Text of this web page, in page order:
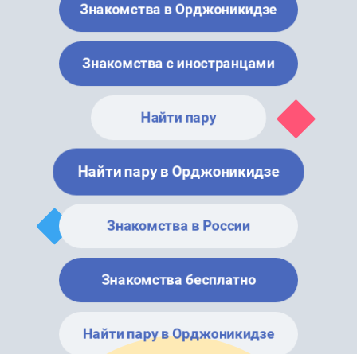
Знакомства в Орджоникидзе
Знакомства с иностранцами
Найти пару
Найти пару в Орджоникидзе
Знакомства в России
Знакомства бесплатно
Найти пару в Орджоникидзе